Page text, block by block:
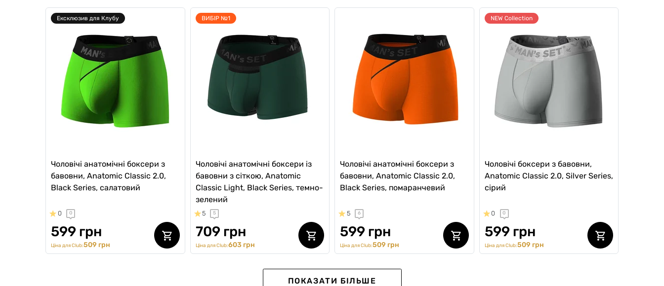
Ексклюзив для Клубу
Чоловічі анатомічні боксери з
бавовни, Anatomic Classic 2.0,
Black Series, салатовий
0 0
599 грн
Ціна для Club:509 грн
ВИБІР №1
Чоловічі анатомічні боксери із
бавовни з сіткою, Anatomic
Classic Light, Black Series, темно-
зелений
5 5
709 грн
Ціна для Club:603 грн
Чоловічі анатомічні боксери з
бавовни, Anatomic Classic 2.0,
Black Series, помаранчевий
5 6
599 грн
Ціна для Club:509 грн
NEW Collection
Чоловічі боксери з бавовни,
Anatomic Classic 2.0, Silver Series,
сірий
0 0
599 грн
Ціна для Club:509 грн
ПОКАЗАТИ БІЛЬШЕ